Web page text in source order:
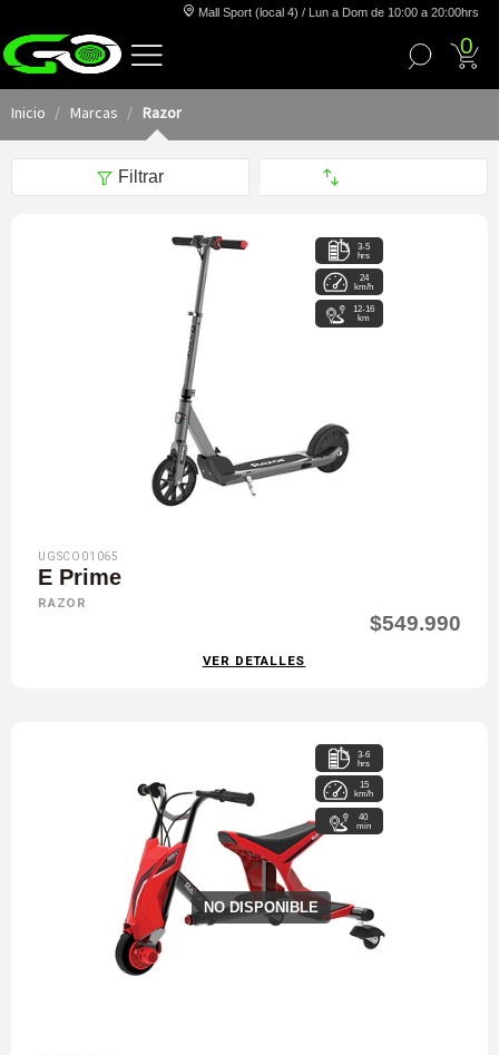
Mall Sport (local 4) / Lun a Dom de 10:00 a 20:00hrs
0
Inicio Marcas Razor
Filtrar
3-5
hrs
24
km/h
12-16
km
UGSCO01065
E Prime
RAZOR
$549.990
VER DETALLES
NO DISPONIBLE
3-6
hrs
15
km/h
40
min